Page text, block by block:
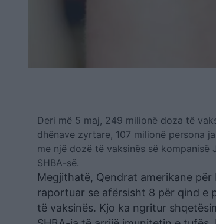
Deri më 5 maj, 249 milionë doza të
dhënave zyrtare, 107 milionë persona
me një dozë të vaksinës së
SHBA-së.
Megjithatë, Qendrat amerikane
raportuar se afërsisht 8 për qind e
të vaksinës. Kjo ka ngritur